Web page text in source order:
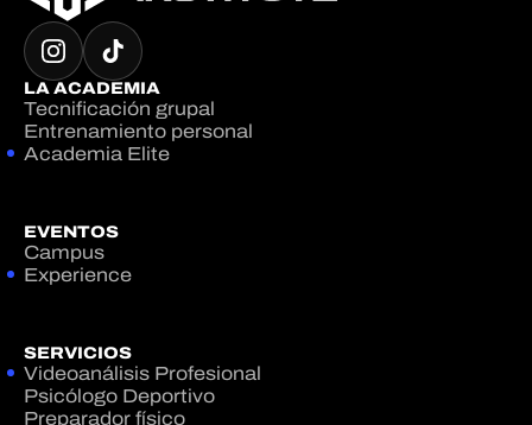
LA ACADEMIA
Tecnificación grupal
Entrenamiento personal
Academia Elite
EVENTOS
Campus
Experience
SERVICIOS
Videoanálisis Profesional
Psicólogo Deportivo
Preparador físico